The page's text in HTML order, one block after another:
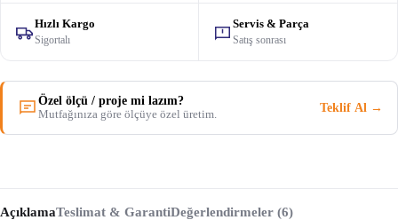
Hızlı Kargo
Sigortalı
Servis & Parça
Satış sonrası
Özel ölçü / proje mi lazım?
Mutfağınıza göre ölçüye özel üretim.
Teklif Al →
AçıklamaTeslimat & GarantiDeğerlendirmeler (6)